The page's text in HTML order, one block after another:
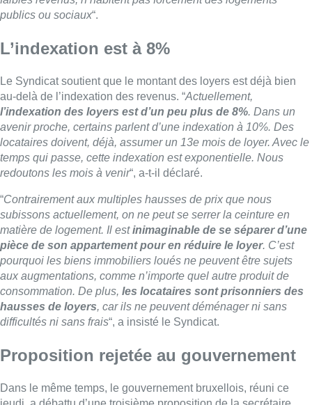
“Contrairement aux multiples hausses de prix que nous
matière de logement. Il est inimaginable de se séparer d’une
pièce de son appartement pour en réduire le loyer
pourquoi les biens immobiliers loués ne peuvent être sujets
aux augmentations, comme n’importe quel autre produit de
consommation. De plus,les locataires sont prisonniers des
hausses de loyers, car ils ne peuvent déménager ni sans
difficultés ni sans frais“, a insisté le Syndicat.
Proposition rejetée au gouvernement
Dans le même temps, le gouvernement bruxellois, réuni ce
jeudi, a débattu d’une troisième proposition de la secrétaire
d’État bruxelloise au Logement Nawal Ben Hamou (PS) autour
d’un blocage de cette indexation des loyers. Jusqu’ici, DéFI et
l’Open VLD s’étaient opposés aux deux premières propositions
de la secrétaire d’État.
Dans ce nouveau projet, Nawal Ben Hamou souhaitaitbaser
le système d’indexation sur l’indice moyen de
(électricité, gaz…) qui font largement grimper cet indice,de
l’année précédente. Cela permettrait au locataire de ne pas
être touché une deuxième fois par la hausse des prix de
l’énergie.